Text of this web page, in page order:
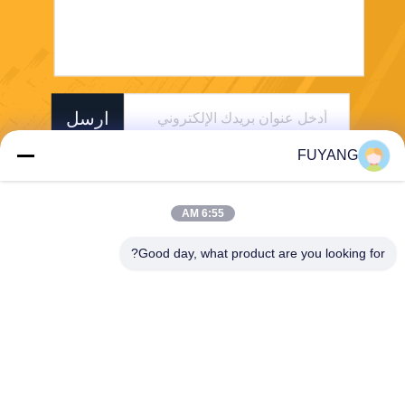
ارسل
Shenzhen FUYANG Technology Group Co.
FUYANG
6:55 AM
Good day, what product are you looking for?